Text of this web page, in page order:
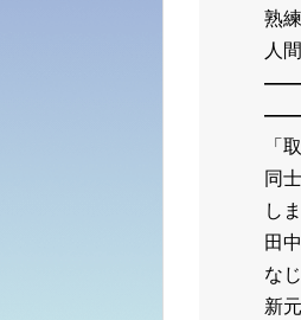
熟
人
――
――
「
同
し
田
な
新